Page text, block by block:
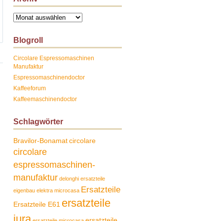
Archiv
Blogroll
Circolare Espressomaschinen
Manufaktur
Espressomaschinendoctor
Kaffeeforum
Kaffeemaschinendoctor
Schlagwörter
Bravilor-Bonamat circolare
circolare
espressomaschinen-
manufaktur delonghi ersatzteile
eigenbau elektra microcasa Ersatzteile
Ersatzteile E61 ersatzteile